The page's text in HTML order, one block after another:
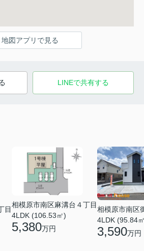
地図アプリで見る
LINEで共有する
目
相模原市南区麻溝台４丁目
4LDK (106.53㎡)
5,380万円
相模原市南区
4LDK (95.84
3,590万円